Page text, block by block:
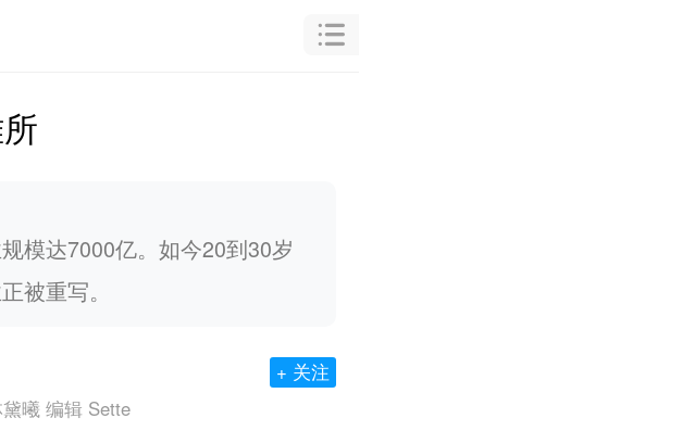
模达7000亿。如今20到30岁
被重写。
曦 编辑 Sette
+ 关注